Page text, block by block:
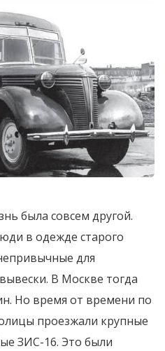
была совсем другой.
в одежде старого
для
В Москве тогда
Но время от времени по
проезжали крупные
ЗИС-16. Это были